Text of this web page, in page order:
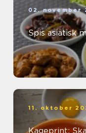
02. november
Spis asiatisk
11. oktober
Kageprint: